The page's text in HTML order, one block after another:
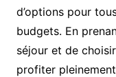
d’options pour
budgets. En
séjour et de
profiter